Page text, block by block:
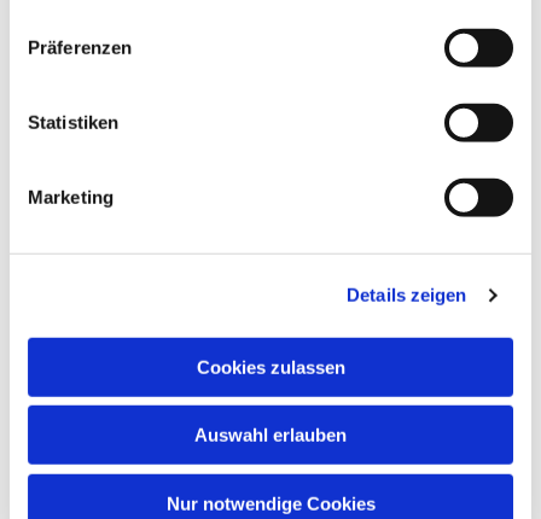
Präferenzen
Statistiken
Marketing
Details zeigen
Cookies zulassen
Auswahl erlauben
Nur notwendige Cookies
Dies könnte Sie auch